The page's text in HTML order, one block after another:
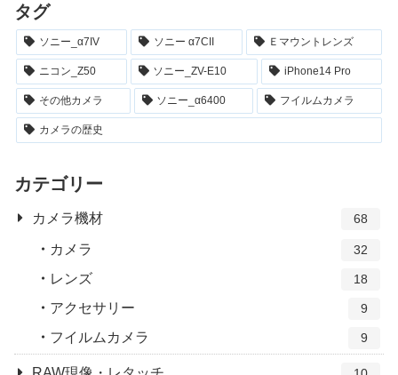
タグ
ソニー_α7IV ソニー α7CII Ｅマウントレンズ
ニコン_Z50 ソニー_ZV-E10 iPhone14 Pro
その他カメラ ソニー_α6400 フイルムカメラ
カメラの歴史
カテゴリー
カメラ機材 68
カメラ 32
レンズ 18
アクセサリー 9
フイルムカメラ 9